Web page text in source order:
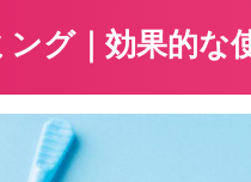
グ｜効果的な